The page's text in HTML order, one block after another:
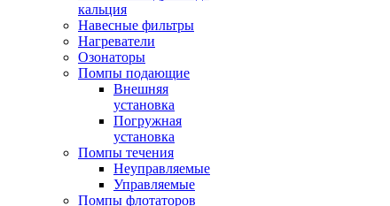
кальция
Навесные фильтры
Нагреватели
Озонаторы
Помпы подающие
Внешняя
установка
Погружная
установка
Помпы течения
Неуправляемые
Управляемые
Помпы флотаторов